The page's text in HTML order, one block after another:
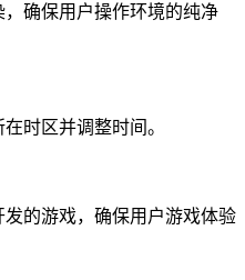
确保用户操作环境的纯净
时区并调整时间。
的游戏，确保用户游戏体验